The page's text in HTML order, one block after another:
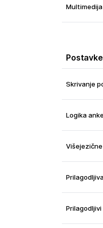
Skrivanje
Logika